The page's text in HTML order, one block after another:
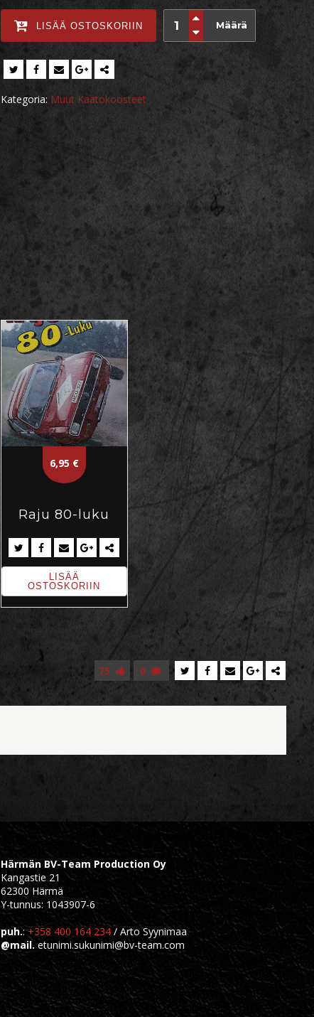
Määrä
LISÄÄ OSTOSKORIIN
Kategoria: Muut Kaatokoosteet
6,95 €
Raju 80-luku
LISÄÄ
OSTOSKORIIN
75 0
Härmän BV-Team Production Oy
Kangastie 21
62300 Härmä
Y-tunnus: 1043907-6
puh.:+358 400 164 234 / Arto Syynimaa
@mail. etunimi.sukunimi@bv-team.com